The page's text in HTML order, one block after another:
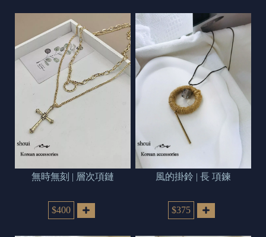
無時無刻 | 層次項鏈
$400
風的掛鈴 | 長 項鍊
$375